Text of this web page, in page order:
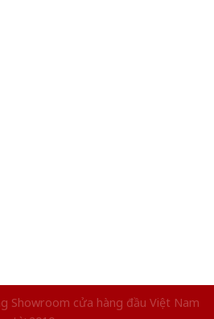
Showroom cửa hàng đầu Việt Nam